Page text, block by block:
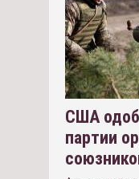
США
партии